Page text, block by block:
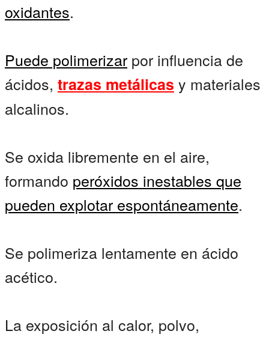
oxidantes.
Puede polimerizar por influencia de
ácidos, trazas metálicas y materiales
alcalinos.
Se oxida libremente en el aire,
formando peróxidos inestables que
pueden explotar espontáneamente.
Se polimeriza lentamente en ácido
acético.
La exposición al calor, polvo,